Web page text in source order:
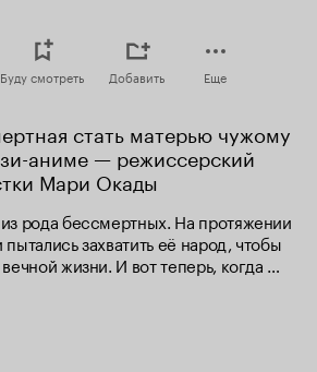
Буду смотреть Добавить Еще
стать матерью чужому
аниме — режиссерский
Мари Окады
рода бессмертных. На протяжении
захватить её народ, чтобы
жизни. И вот теперь, когда
прячется в лесу. Здесь она
родителей маленького мальчика